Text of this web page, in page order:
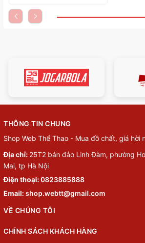
THÔNG TIN CHUNG
Shop Web Thể Thao - Mua đồ chất, giá hời
Địa chỉ: 25T2 bán đảo Linh Đàm, phường
Mai, tp Hà Nội
Điện thoại:0823885888
Email:shop.webtt@gmail.com
VỀ CHÚNG TÔI
CHÍNH SÁCH KHÁCH HÀNG